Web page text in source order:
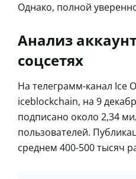
Однако, полной
Анализ
соцсетях
На телеграмм-канал Ice
iceblockchain, на 9
подписано около 2,34
пользователей.
среднем 400-500 тысяч